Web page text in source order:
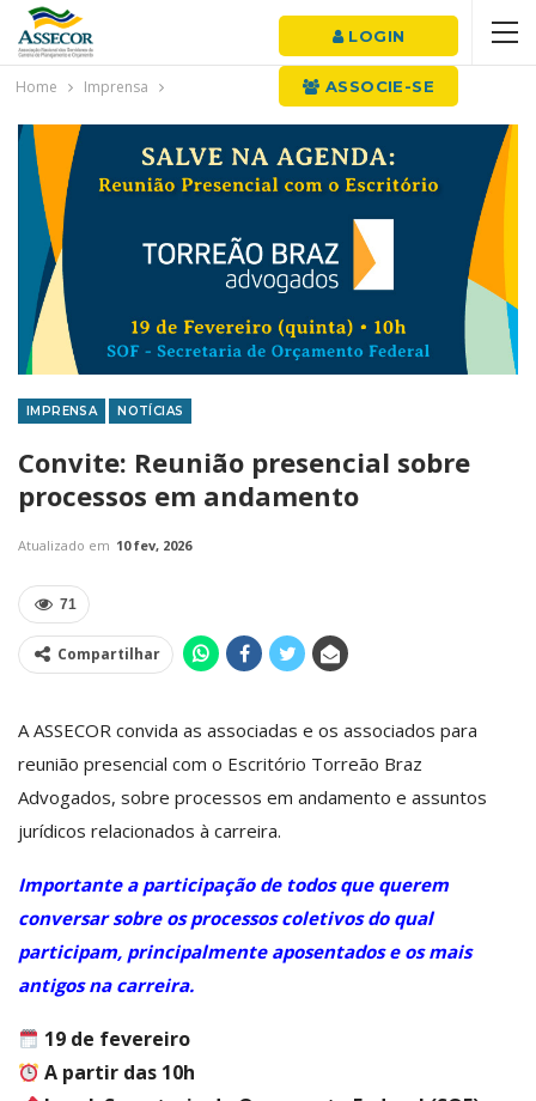
LOGIN
ASSOCIE-SE
Home Imprensa
IMPRENSA NOTÍCIAS
Convite: Reunião presencial sobre
processos em andamento
Atualizado em 10 fev, 2026
71
Compartilhar
A ASSECOR convida as associadas e os associados para
reunião presencial com o Escritório Torreão Braz
Advogados, sobre processos em andamento e assuntos
jurídicos relacionados à carreira.
Importante a participação de todos que querem
conversar sobre os processos coletivos do qual
participam, principalmente aposentados e os mais
antigos na carreira.
19 de fevereiro
A partir das 10h